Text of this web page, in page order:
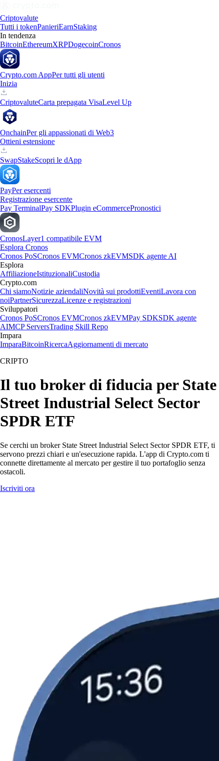
Criptovalute
Tutti i tokenPanieriEarnStaking
In tendenza
BitcoinEthereumXRPDogecoinCronos
Crypto.com AppPer tutti gli utenti
Inizia
CriptovaluteCarta prepagata VisaLevel Up
OnchainPer gli appassionati di Web3
Ottieni estensione
SwapStakeScopri le dApp
PayPer esercenti
Registrazione esercente
Pay TerminalPay SDKPlugin eCommercePronostici
CronosLayer1 compatibile EVM
Esplora Cronos
Cronos PoSCronos EVMCronos zkEVMSDK agente AI
Esplora
AffiliazioneIstituzionaliCustodia
Crypto.com
Chi siamoNotizie aziendaliNovità sui prodottiEventiLavora con
noiPartnerSicurezzaLicenze e registrazioni
Sviluppatori
Cronos PoSCronos EVMCronos zkEVMPay SDKSDK agente
AIMCP ServersTrading Skill Repo
Impara
ImparaBitcoinRicercaAggiornamenti di mercato
CRIPTO
Il tuo broker di fiducia per State
Street Industrial Select Sector
SPDR ETF
Se cerchi un broker State Street Industrial Select Sector SPDR ETF, ti
servono prezzi chiari e un'esecuzione rapida. L'app di Crypto.com ti
connette direttamente al mercato per gestire il tuo portafoglio senza
ostacoli.
Iscriviti ora